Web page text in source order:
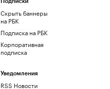
Скрыть баннеры
на РБК
Подписка на РБК
Корпоративная
подписка
Уведомления
RSS Новости